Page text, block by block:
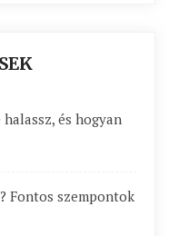
és hogyan
Fontos szempontok